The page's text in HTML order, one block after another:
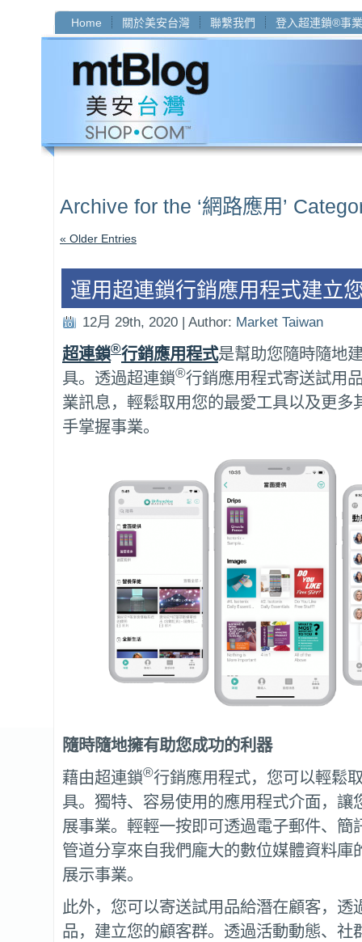
Home 關於美安台灣 聯繫我們 登入超連鎖®事業
Archive for the ‘網路應用’
« Older Entries
運用超連鎖行銷應用程式建立
12月 29th, 2020 | Author: Market Taiwan
超連鎖®行銷應用程式是幫助您隨時隨地
具。透過超連鎖®行銷應用程式寄送試用
業訊息，輕鬆取用您的最愛工具以及更多
手掌握事業。
隨時隨地擁有助您成功的利器
藉由超連鎖®行銷應用程式，您可以輕鬆
具。獨特、容易使用的應用程式介面，讓
展事業。輕輕一按即可透過電子郵件、簡
管道分享來自我們龐大的數位媒體資料庫
展示事業。
此外，您可以寄送試用品給潛在顧客，透
品，建立您的顧客群。透過活動動態、社